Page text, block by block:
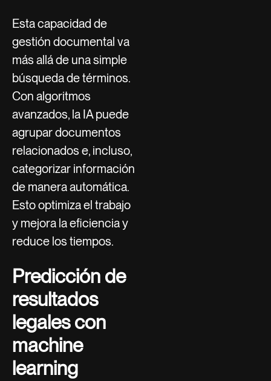
Esta capacidad de
gestión documental va
más allá de una simple
búsqueda de términos.
Con algoritmos
avanzados, la IA puede
agrupar documentos
relacionados e, incluso,
categorizar información
de manera automática.
Esto optimiza el trabajo
y mejora la eficiencia y
reduce los tiempos.
Predicción de
resultados
legales con
machine
learning